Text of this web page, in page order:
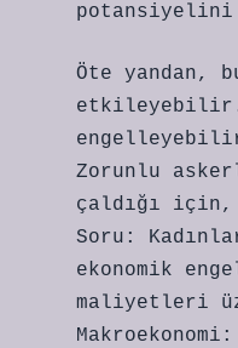
Öte yandan,
etkileyebilir.
Zorunlu
çaldığı
Soru:
ekonomik
maliyetleri